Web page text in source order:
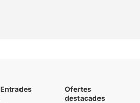
Entrades
Ofertes
destacades